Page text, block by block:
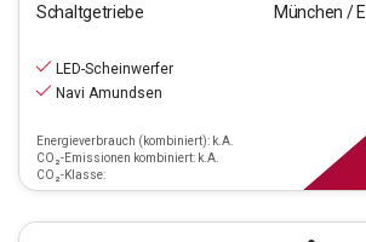
Schaltgetriebe
München /
LED-Scheinwerfer
Navi Amundsen
Energieverbrauch (kombiniert): k.A.
CO₂-Emissionen kombiniert: k.A.
CO₂-Klasse: